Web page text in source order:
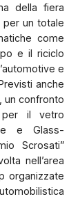
della fiera
un totale
come
e il riciclo
e
anche
un confronto
per il vetro
e Glass-
Scrosati”
nell’area
organizzate